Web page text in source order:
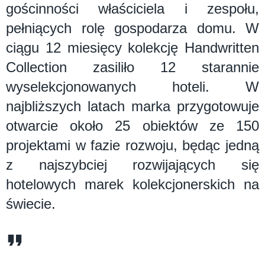
gościnności właściciela i zespołu,
pełniących rolę gospodarza domu. W
ciągu 12 miesięcy kolekcję Handwritten
Collection zasiliło 12 starannie
wyselekcjonowanych hoteli. W
najbliższych latach marka przygotowuje
otwarcie około 25 obiektów ze 150
projektami w fazie rozwoju, będąc jedną
z najszybciej rozwijających się
hotelowych marek kolekcjonerskich na
świecie.